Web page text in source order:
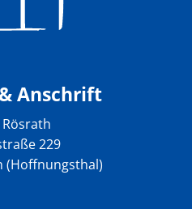
Anschrift
229
(Hoffnungsthal)